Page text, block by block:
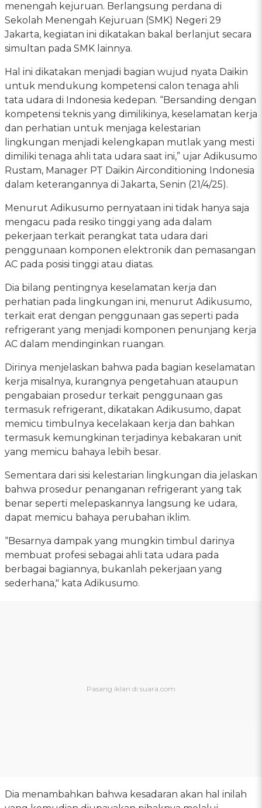
menengah kejuruan. Berlangsung perdana di
Sekolah Menengah Kejuruan (SMK) Negeri 29
Jakarta, kegiatan ini dikatakan bakal berlanjut secara
simultan pada SMK lainnya.
Hal ini dikatakan menjadi bagian wujud nyata Daikin
untuk mendukung kompetensi calon tenaga ahli
tata udara di Indonesia kedepan. “Bersanding dengan
kompetensi teknis yang dimilikinya, keselamatan kerja
dan perhatian untuk menjaga kelestarian
lingkungan menjadi kelengkapan mutlak yang mesti
dimiliki tenaga ahli tata udara saat ini,” ujar Adikusumo
Rustam, Manager PT Daikin Airconditioning Indonesia
dalam keterangannya di Jakarta, Senin (21/4/25).
Menurut Adikusumo pernyataan ini tidak hanya saja
mengacu pada resiko tinggi yang ada dalam
pekerjaan terkait perangkat tata udara dari
penggunaan komponen elektronik dan pemasangan
AC pada posisi tinggi atau diatas.
Dia bilang pentingnya keselamatan kerja dan
perhatian pada lingkungan ini, menurut Adikusumo,
terkait erat dengan penggunaan gas seperti pada
refrigerant yang menjadi komponen penunjang kerja
AC dalam mendinginkan ruangan.
Dirinya menjelaskan bahwa pada bagian keselamatan
kerja misalnya, kurangnya pengetahuan ataupun
pengabaian prosedur terkait penggunaan gas
termasuk refrigerant, dikatakan Adikusumo, dapat
memicu timbulnya kecelakaan kerja dan bahkan
termasuk kemungkinan terjadinya kebakaran unit
yang memicu bahaya lebih besar.
Sementara dari sisi kelestarian lingkungan dia jelaskan
bahwa prosedur penanganan refrigerant yang tak
benar seperti melepaskannya langsung ke udara,
dapat memicu bahaya perubahan iklim.
“Besarnya dampak yang mungkin timbul darinya
membuat profesi sebagai ahli tata udara pada
berbagai bagiannya, bukanlah pekerjaan yang
sederhana," kata Adikusumo.
Dia menambahkan bahwa kesadaran akan hal inilah